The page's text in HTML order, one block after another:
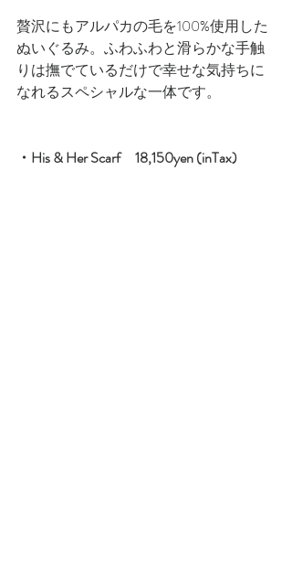
贅沢にもアルパカの毛を100%使用した
ぬいぐるみ。ふわふわと滑らかな手触
りは撫でているだけで幸せな気持ちに
なれるスペシャルな一体です。
・His & Her Scarf　18,150yen (inTax)